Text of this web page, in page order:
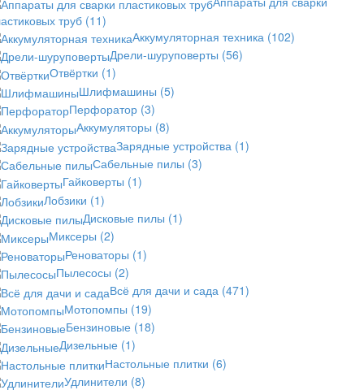
труб (11)
Аккумуляторная техника (102)
Дрели-шуруповерты (56)
Отвёртки (1)
Шлифмашины (5)
Перфоратор (3)
Аккумуляторы (8)
Зарядные устройства (1)
Сабельные пилы (3)
Гайковерты (1)
Лобзики (1)
Дисковые пилы (1)
Миксеры (2)
Реноваторы (1)
Пылесосы (2)
Всё для дачи и сада (471)
Мотопомпы (19)
Бензиновые (18)
Дизельные (1)
Настольные плитки (6)
Удлинители (8)